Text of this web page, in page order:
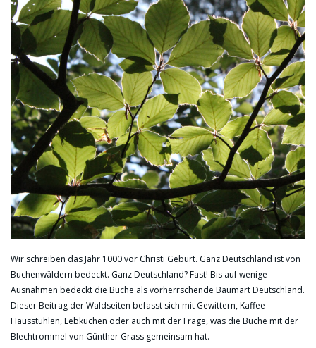
Wir schreiben das Jahr 1000 vor Christi Geburt. Ganz Deutschland ist von
Buchenwäldern bedeckt. Ganz Deutschland? Fast! Bis auf wenige
Ausnahmen bedeckt die Buche als vorherrschende Baumart Deutschland.
Dieser Beitrag der Waldseiten befasst sich mit Gewittern, Kaffee-
Hausstühlen, Lebkuchen oder auch mit der Frage, was die Buche mit der
Blechtrommel von Günther Grass gemeinsam hat.